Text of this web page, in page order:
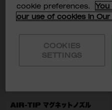
AIR-TIP マグネットノズル
cookie preferences.
our use of cookies in Our
COOKIES
SETTINGS